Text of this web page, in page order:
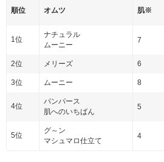
順位 オムツ 肌※
1位
ナチュラル
ムーニー
7
2位 メリーズ 6
3位 ムーニー 8
4位
パンパース
肌へのいちばん
5
5位
グ～ン
マシュマロ仕立て
4